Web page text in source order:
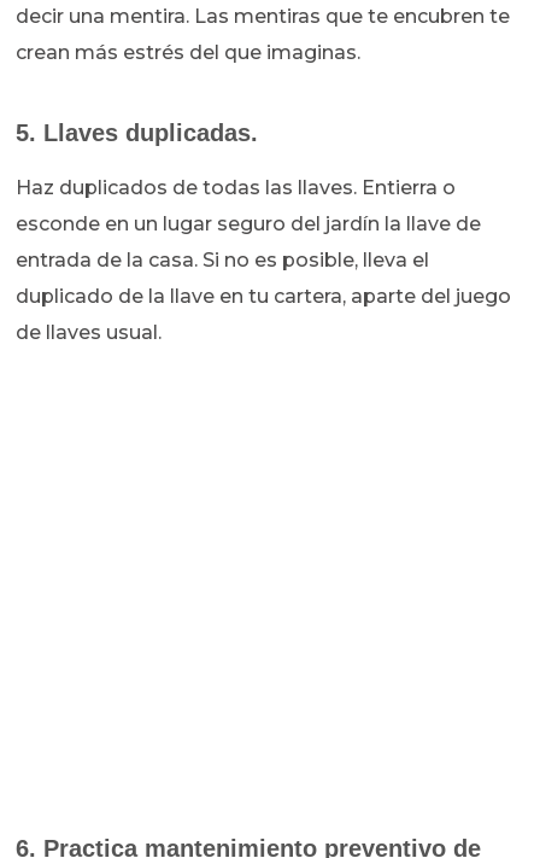
decir una mentira. Las mentiras que te encubren te
crean más estrés del que imaginas.
5. Llaves duplicadas.
Haz duplicados de todas las llaves. Entierra o
esconde en un lugar seguro del jardín la llave de
entrada de la casa. Si no es posible, lleva el
duplicado de la llave en tu cartera, aparte del juego
de llaves usual.
6. Practica mantenimiento preventivo de